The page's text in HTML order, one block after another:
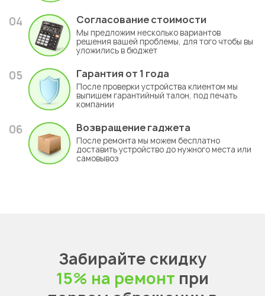
04 Согласование стоимости
Мы предложим несколько вариантов
решения вашей проблемы, для того чтобы вы
уложились в бюджет
05 Гарантия от 1 года
После проверки устройства клиентом мы
выпишем гарантийный талон, под печать
компании
06 Возвращение гаджета
После ремонта мы можем бесплатно
доставить устройство до нужного места или
самовывоз
Забирайте скидку
15% на ремонт при